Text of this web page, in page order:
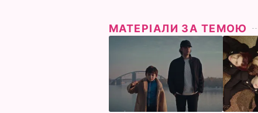
МАТЕРІАЛИ ЗА ТЕМОЮ